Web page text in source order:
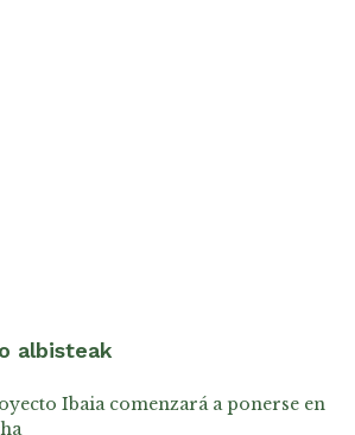
albisteak
Ibaia comenzará a ponerse en